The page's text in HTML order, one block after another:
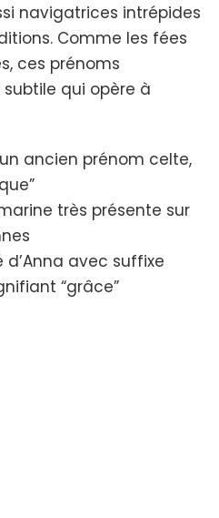
navigatrices intrépides
Comme les fées
ces prénoms
qui opère à
ancien prénom celte,
très présente sur
d’Anna avec suffixe
“grâce”